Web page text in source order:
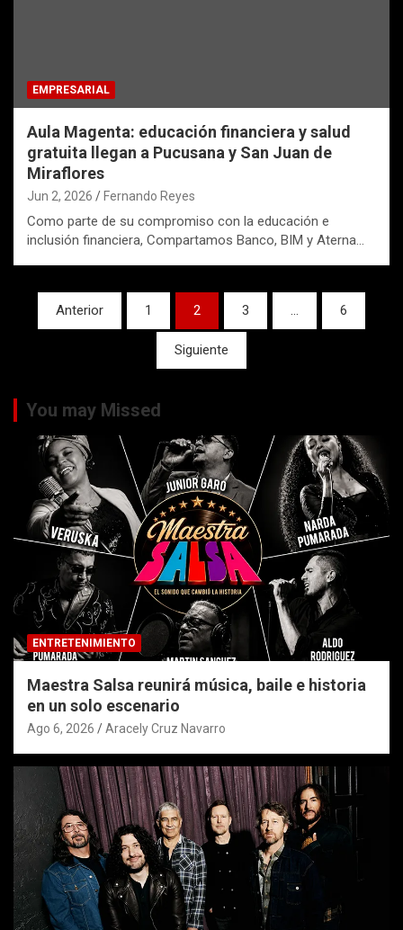
EMPRESARIAL
Aula Magenta: educación financiera y salud
gratuita llegan a Pucusana y San Juan de
Miraflores
Jun 2, 2026 Fernando Reyes
Como parte de su compromiso con la educación e
inclusión financiera, Compartamos Banco, BIM y Aterna…
Paginación
de
Anterior 1 2 3 … 6
Siguiente
You may Missed
ENTRETENIMIENTO
Maestra Salsa reunirá música, baile e historia
en un solo escenario
Ago 6, 2026 Aracely Cruz Navarro